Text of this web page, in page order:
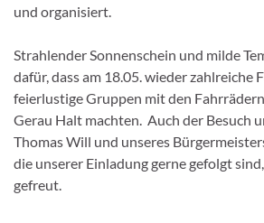
und organisiert.
Strahlender Sonnenschein und milde
dafür, dass am 18.05. wieder zahlreiche
feierlustige Gruppen mit den
Gerau Halt machten. Auch der Besuch
Thomas Will und unseres
die unserer Einladung gerne gefolgt
gefreut.